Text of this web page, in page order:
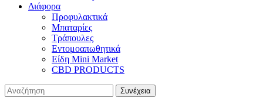
Διάφορα
Προφυλακτικά
Μπαταρίες
Τράπουλες
Εντομοαπωθητικά
Είδη Mini Market
CBD PRODUCTS